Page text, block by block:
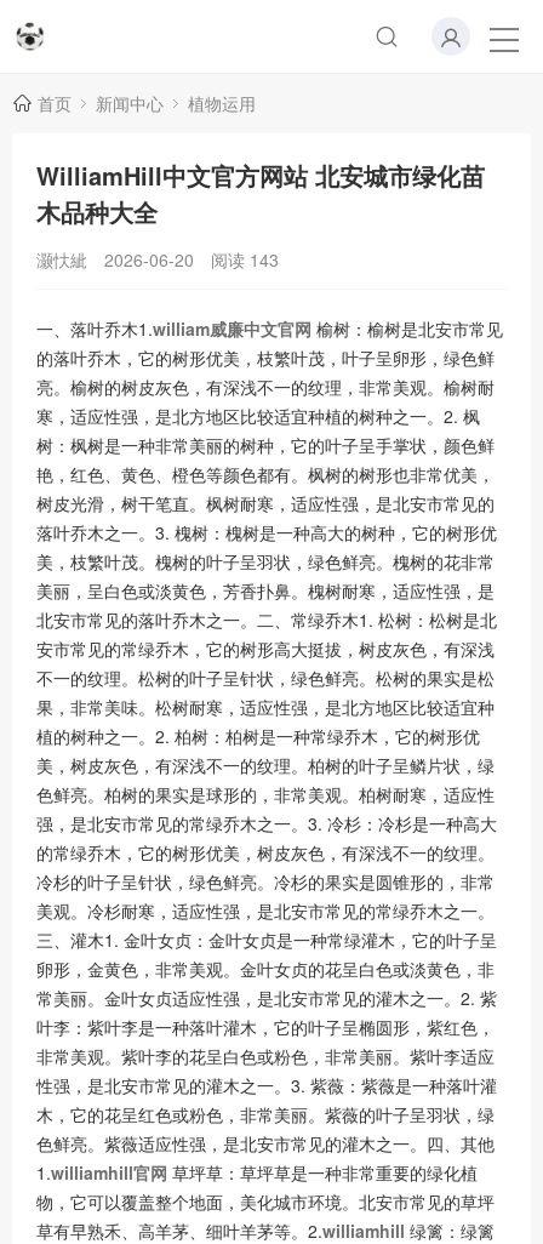
首页 新闻中心 植物运用
WilliamHill中文官方网站 北安城市绿化苗
木品种大全
灏忕紪 2026-06-20 阅读 143
一、落叶乔木1.william威廉中文官网 榆树：榆树是北安市常见
的落叶乔木，它的树形优美，枝繁叶茂，叶子呈卵形，绿色鲜
亮。榆树的树皮灰色，有深浅不一的纹理，非常美观。榆树耐
寒，适应性强，是北方地区比较适宜种植的树种之一。2. 枫
树：枫树是一种非常美丽的树种，它的叶子呈手掌状，颜色鲜
艳，红色、黄色、橙色等颜色都有。枫树的树形也非常优美，
树皮光滑，树干笔直。枫树耐寒，适应性强，是北安市常见的
落叶乔木之一。3. 槐树：槐树是一种高大的树种，它的树形优
美，枝繁叶茂。槐树的叶子呈羽状，绿色鲜亮。槐树的花非常
美丽，呈白色或淡黄色，芳香扑鼻。槐树耐寒，适应性强，是
北安市常见的落叶乔木之一。二、常绿乔木1. 松树：松树是北
安市常见的常绿乔木，它的树形高大挺拔，树皮灰色，有深浅
不一的纹理。松树的叶子呈针状，绿色鲜亮。松树的果实是松
果，非常美味。松树耐寒，适应性强，是北方地区比较适宜种
植的树种之一。2. 柏树：柏树是一种常绿乔木，它的树形优
美，树皮灰色，有深浅不一的纹理。柏树的叶子呈鳞片状，绿
色鲜亮。柏树的果实是球形的，非常美观。柏树耐寒，适应性
强，是北安市常见的常绿乔木之一。3. 冷杉：冷杉是一种高大
的常绿乔木，它的树形优美，树皮灰色，有深浅不一的纹理。
冷杉的叶子呈针状，绿色鲜亮。冷杉的果实是圆锥形的，非常
美观。冷杉耐寒，适应性强，是北安市常见的常绿乔木之一。
三、灌木1. 金叶女贞：金叶女贞是一种常绿灌木，它的叶子呈
卵形，金黄色，非常美观。金叶女贞的花呈白色或淡黄色，非
常美丽。金叶女贞适应性强，是北安市常见的灌木之一。2. 紫
叶李：紫叶李是一种落叶灌木，它的叶子呈椭圆形，紫红色，
非常美观。紫叶李的花呈白色或粉色，非常美丽。紫叶李适应
性强，是北安市常见的灌木之一。3. 紫薇：紫薇是一种落叶灌
木，它的花呈红色或粉色，非常美丽。紫薇的叶子呈羽状，绿
色鲜亮。紫薇适应性强，是北安市常见的灌木之一。四、其他
1.williamhill官网 草坪草：草坪草是一种非常重要的绿化植
物，它可以覆盖整个地面，美化城市环境。北安市常见的草坪
草有早熟禾、高羊茅、细叶羊茅等。2.williamhill 绿篱：绿篱